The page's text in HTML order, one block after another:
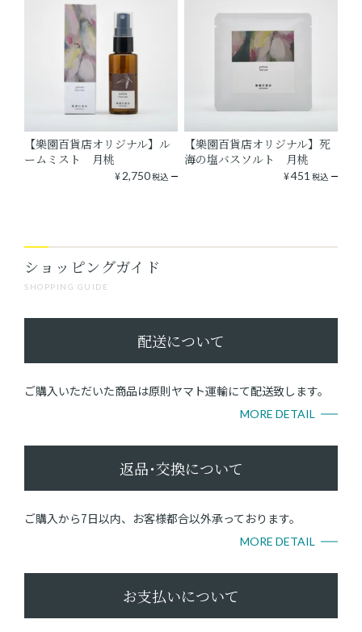
【樂園百貨店オリジナル】ル
ームミスト 月桃
¥2,750税込
【樂園百貨店オリジナル】死
海の塩バスソルト 月桃
¥451 税込
SHOPPING GUIDE
ショッピングガイド
配送について
ご購入いただいた商品は原則ヤマト運輸にて配送致します。
MORE DETAIL
返品･交換について
ご購入から7日以内、お客様都合以外承っております。
MORE DETAIL
お支払いについて